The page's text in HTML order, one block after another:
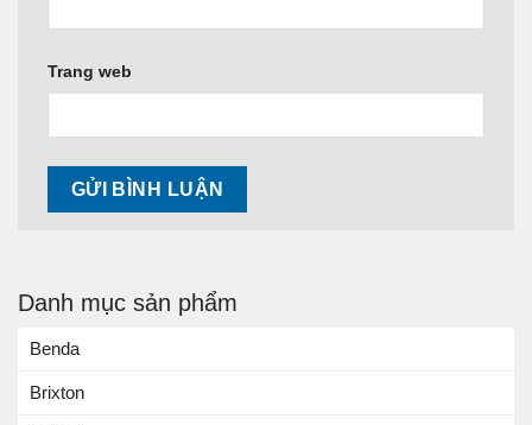
Danh mục sản phẩm
Benda
Brixton
Trang web